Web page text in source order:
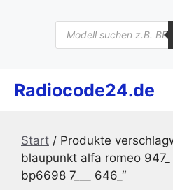
Products
search
Radiocode24.de
Start / Produkte
blaupunkt alfa romeo 947_
bp6698 7___ 646_“